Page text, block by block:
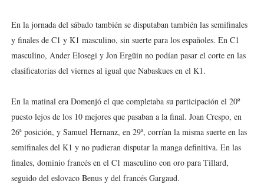
En la jornada del sábado también se disputaban también las semifinales
y finales de C1 y K1 masculino, sin suerte para los españoles. En C1
masculino, Ander Elosegi y Jon Ergüin no podían pasar el corte en las
clasificatorias del viernes al igual que Nabaskues en el K1.
En la matinal era Domenjó el que completaba su participación el 20º
puesto lejos de los 10 mejores que pasaban a la final. Joan Crespo, en
26ª posición, y Samuel Hernanz, en 29ª, corrían la misma suerte en las
semifinales del K1 y no pudieran disputar la manga definitiva. En las
finales, dominio francés en el C1 masculino con oro para Tillard,
seguido del eslovaco Benus y del francés Gargaud.